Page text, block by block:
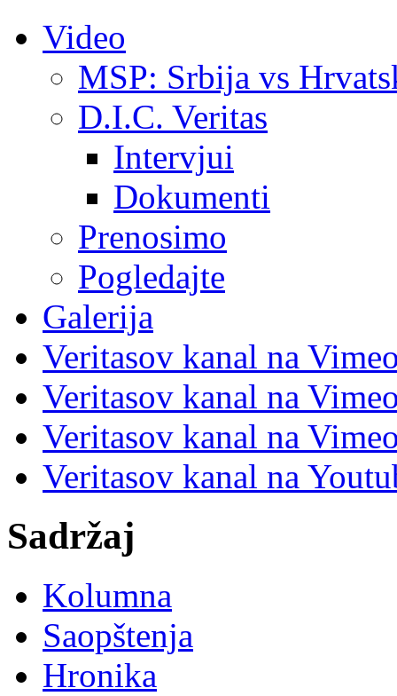
Video
MSP: Srbija vs
D.I.C. Veritas
Intervjui
Dokumenti
Prenosimo
Pogledajte
Galerija
Veritasov kanal na
Veritasov kanal na
Veritasov kanal na
Veritasov kanal na
Sadržaj
Kolumna
Saopštenja
Hronika